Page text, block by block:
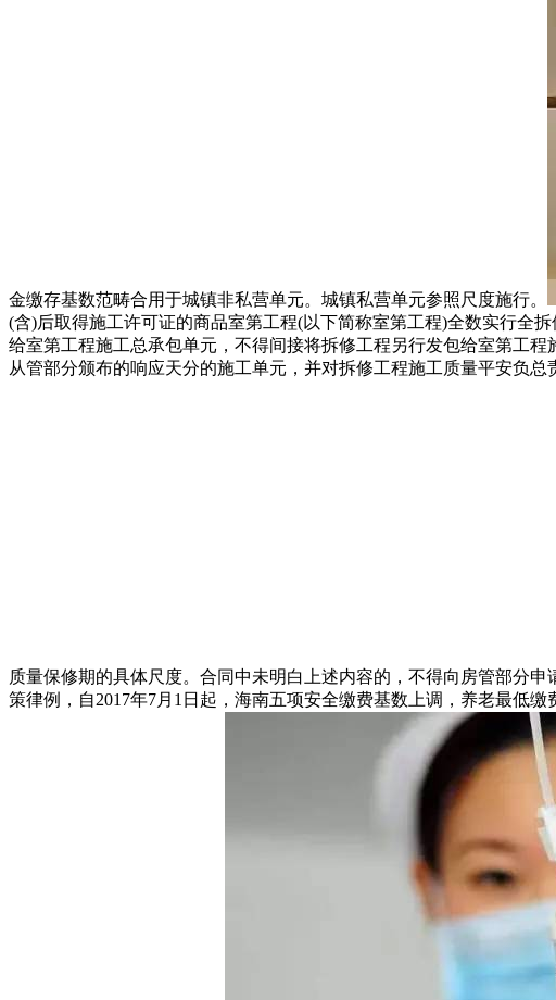
金缴存基数范畴合用于城镇非私营单元。城镇私营单元参照尺度施行。
(含)后取得施工许可证的商品室第工程(以下简称室第工程)全数实行全
给室第工程施工总承包单元，不得间接将拆修工程另行发包给室第工
从管部分颁布的响应天分的施工单元，并对拆修工程施工质量平安负
质量保修期的具体尺度。合同中未明白上述内容的，不得向房管部分申
策律例，自2017年7月1日起，海南五项安全缴费基数上调，养老最低缴